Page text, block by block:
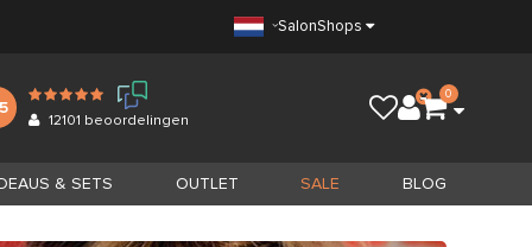
SalonShops
12101 beoordelingen
0
& SETS OUTLET SALE BLOG